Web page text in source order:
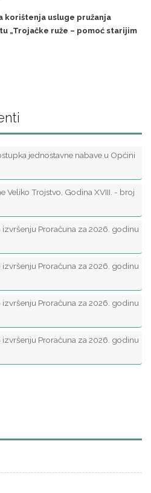
korištenja usluge pružanja
„Trojačke ruže – pomoć starijim
jednostavne nabave u Općini
Veliko Trojstvo, Godina XVIII. - broj
Proračuna za 2026. godinu
Proračuna za 2026. godinu
Proračuna za 2026. godinu
Proračuna za 2026. godinu